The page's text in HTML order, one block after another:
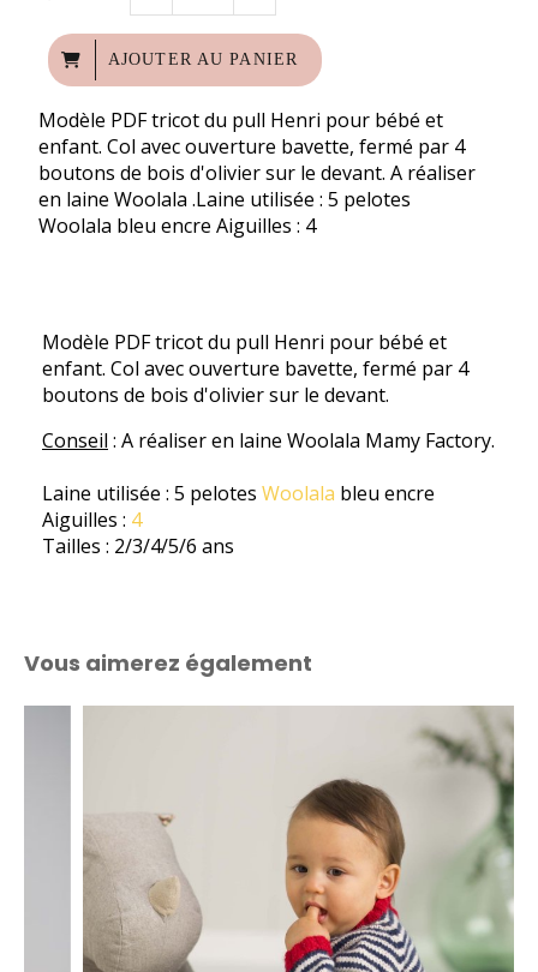
AJOUTER AU PANIER
Modèle PDF tricot du pull Henri pour bébé et
enfant. Col avec ouverture bavette, fermé par 4
boutons de bois d'olivier sur le devant. A réaliser
en laine Woolala .Laine utilisée : 5 pelotes
Woolala bleu encre Aiguilles : 4
Modèle PDF tricot du pull Henri pour bébé et
enfant. Col avec ouverture bavette, fermé par 4
boutons de bois d'olivier sur le devant.
Conseil : A réaliser en laine Woolala Mamy Factory.
Laine utilisée : 5 pelotes Woolala bleu encre
Aiguilles : 4
Tailles : 2/3/4/5/6 ans
Vous aimerez également